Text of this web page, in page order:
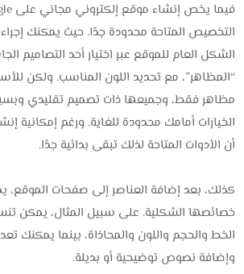
التخصيص المتاحة محدودة جدًا. حيث يمكنك
الشكل العام للموقع عبر اختيار أحد التصاميم
مظاهر فقط، وجميعها ذات تصميم تقليدي
الخيارات أمامك محدودة للغاية. ورغم إمكانية
أن الأدوات المتاحة لذلك تبقى بدائية جدًا.
كذلك، بعد إضافة العناصر إلى صفحات
خصائصها الشكلية. على سبيل المثال، يمكن
الخط والحجم واللون والمحاذاة، بينما يمكنك
وإضافة نصوص توضيحية أو بديلة.